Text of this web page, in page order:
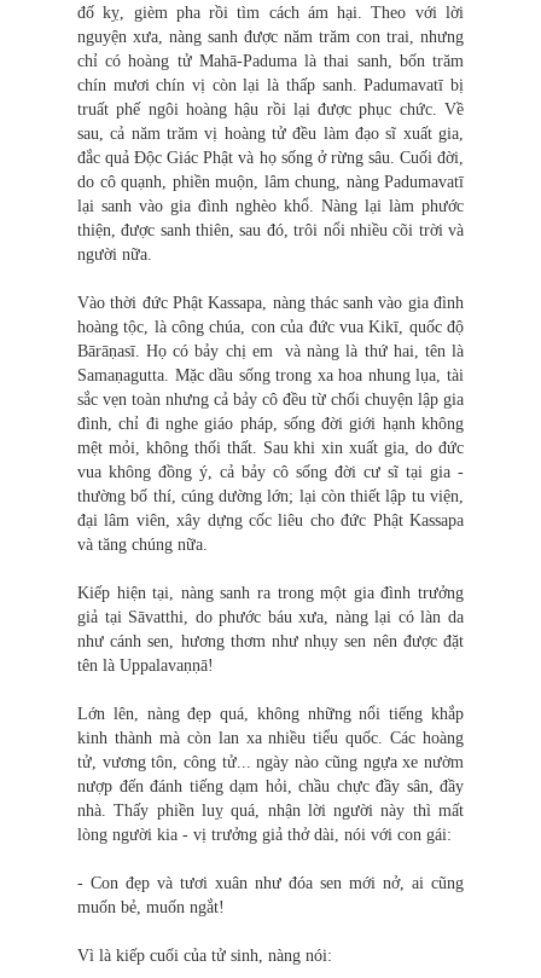
đố kỵ, gièm pha rồi tìm cách ám hại. Theo với lời
nguyện xưa, nàng sanh được năm trăm con trai, nhưng
chỉ có hoàng tử Mahā-Paduma là thai sanh, bốn trăm
chín mươi chín vị còn lại là thấp sanh. Padumavatī bị
truất phế ngôi hoàng hậu rồi lại được phục chức. Về
sau, cả năm trăm vị hoàng tử đều làm đạo sĩ xuất gia,
đắc quả Độc Giác Phật và họ sống ở rừng sâu. Cuối đời,
do cô quạnh, phiền muộn, lâm chung, nàng Padumavatī
lại sanh vào gia đình nghèo khổ. Nàng lại làm phước
thiện, được sanh thiên, sau đó, trôi nổi nhiều cõi trời và
người nữa.
Vào thời đức Phật Kassapa, nàng thác sanh vào gia đình
hoàng tộc, là công chúa, con của đức vua Kikī, quốc độ
Bārāṇasī. Họ có bảy chị em và nàng là thứ hai, tên là
Samaṇagutta. Mặc dầu sống trong xa hoa nhung lụa, tài
sắc vẹn toàn nhưng cả bảy cô đều từ chối chuyện lập gia
đình, chỉ đi nghe giáo pháp, sống đời giới hạnh không
mệt mỏi, không thối thất. Sau khi xin xuất gia, do đức
vua không đồng ý, cả bảy cô sống đời cư sĩ tại gia -
thường bố thí, cúng dường lớn; lại còn thiết lập tu viện,
đại lâm viên, xây dựng cốc liêu cho đức Phật Kassapa
và tăng chúng nữa.
Kiếp hiện tại, nàng sanh ra trong một gia đình trưởng
giả tại Sāvatthi, do phước báu xưa, nàng lại có làn da
như cánh sen, hương thơm như nhụy sen nên được đặt
tên là Uppalavaṇṇā!
Lớn lên, nàng đẹp quá, không những nổi tiếng khắp
kinh thành mà còn lan xa nhiều tiểu quốc. Các hoàng
tử, vương tôn, công tử... ngày nào cũng ngựa xe nườm
nượp đến đánh tiếng dạm hỏi, chầu chực đầy sân, đầy
nhà. Thấy phiền luỵ quá, nhận lời người này thì mất
lòng người kia - vị trưởng giả thở dài, nói với con gái:
- Con đẹp và tươi xuân như đóa sen mới nở, ai cũng
muốn bẻ, muốn ngắt!
Vì là kiếp cuối của tử sinh, nàng nói: